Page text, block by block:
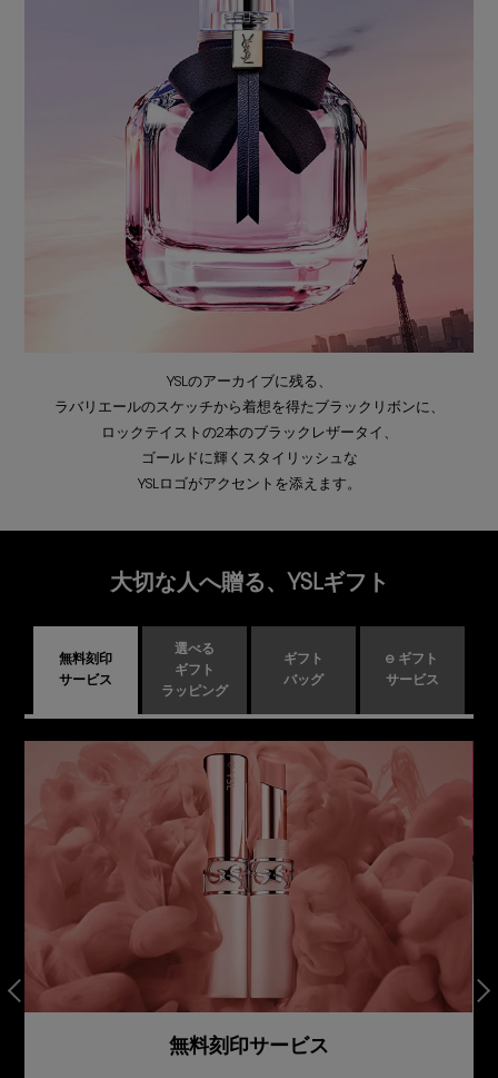
YSLのアーカイブに残る、
ラバリエールのスケッチから着想を得たブラックリボンに、
ロックテイストの2本のブラックレザータイ、
ゴールドに輝くスタイリッシュな
YSLロゴがアクセントを添えます。
大切な人へ贈る、YSLギフト
無料刻印
サービス
選べる
ギフト
ラッピング
ギフト
バッグ
e ギフト
サービス
無料刻印サービス